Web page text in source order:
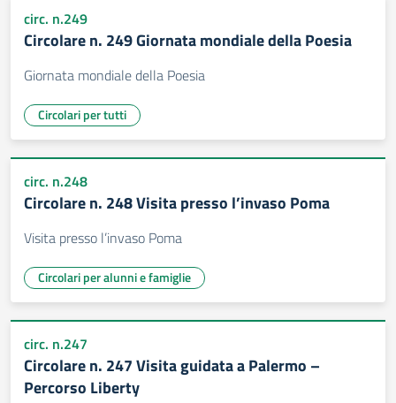
circ. n.249
Circolare n. 249 Giornata mondiale della Poesia
Giornata mondiale della Poesia
Circolari per tutti
circ. n.248
Circolare n. 248 Visita presso l’invaso Poma
Visita presso l’invaso Poma
Circolari per alunni e famiglie
circ. n.247
Circolare n. 247 Visita guidata a Palermo –
Percorso Liberty